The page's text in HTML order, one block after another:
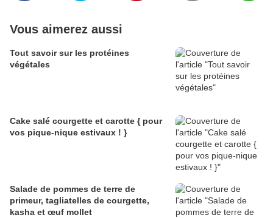
Vous aimerez aussi
Tout savoir sur les protéines
végétales
Cake salé courgette et carotte { pour
vos pique-nique estivaux ! }
Salade de pommes de terre de
primeur, tagliatelles de courgette,
kasha et œuf mollet